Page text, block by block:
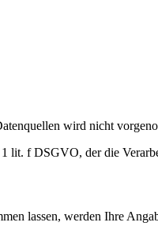
wird nicht
lit. f DSGVO, der die
lassen, werden Ihre